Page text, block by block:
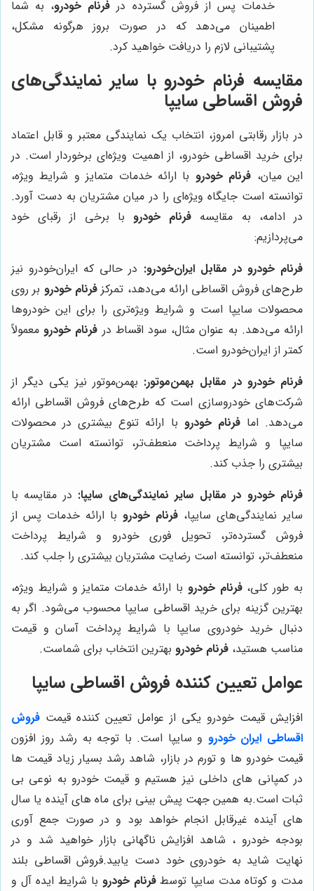
خدمات پس از فروش گسترده در فرنام خودرو، به شما
اطمینان می‌دهد که در صورت بروز هرگونه مشکل،
پشتیبانی لازم را دریافت خواهید کرد.
مقایسه فرنام خودرو با سایر نمایندگی‌های
فروش اقساطی سایپا
در بازار رقابتی امروز، انتخاب یک نمایندگی معتبر و قابل اعتماد
برای خرید اقساطی خودرو، از اهمیت ویژه‌ای برخوردار است. در
این میان، فرنام خودرو با ارائه خدمات متمایز و شرایط ویژه،
توانسته است جایگاه ویژه‌ای را در میان مشتریان به دست آورد.
در ادامه، به مقایسه فرنام خودرو با برخی از رقبای خود
می‌پردازیم:
فرنام خودرو در مقابل ایران‌خودرو: در حالی که ایران‌خودرو نیز
طرح‌های فروش اقساطی ارائه می‌دهد، تمرکز فرنام خودرو بر روی
محصولات سایپا است و شرایط ویژه‌تری را برای این خودروها
ارائه می‌دهد. به عنوان مثال، سود اقساط در فرنام خودرومعمولاً
کمتر از ایران‌خودرو است.
فرنام خودرو در مقابل بهمن‌موتور: بهمن‌موتور نیز یکی دیگر از
شرکت‌های خودروسازی است که طرح‌های فروش اقساطی ارائه
می‌دهد. امافرنام خودرو با ارائه تنوع بیشتری در محصولات
سایپا و شرایط پرداخت منعطف‌تر، توانسته است مشتریان
بیشتری را جذب کند.
فرنام خودرو در مقابل سایر نمایندگی‌های سایپا: در مقایسه با
سایر نمایندگی‌های سایپا، فرنام خودرو با ارائه خدمات پس از
فروش گسترده‌تر، تحویل فوری خودرو و شرایط پرداخت
منعطف‌تر، توانسته است رضایت مشتریان بیشتری را جلب کند.
به طور کلی،فرنام خودرو با ارائه خدمات متمایز و شرایط ویژه،
بهترین گزینه برای خرید اقساطی سایپا محسوب می‌شود. اگر به
دنبال خرید خودروی سایپا با شرایط پرداخت آسان و قیمت
مناسب هستید، فرنام خودرو بهترین انتخاب برای شماست.
عوامل تعیین کننده فروش اقساطی سایپا
افزایش قیمت خودرو یکی از عوامل تعیین کننده قیمت فروش
اقساطی ایران خودرو و سایپا است. با توجه به رشد روز افزون
قیمت خودرو ها و تورم در بازار، شاهد رشد بسیار زیاد قیمت ها
در کمپانی های داخلی نیز هستیم و قیمت خودرو به نوعی بی
ثبات است.به همین جهت پیش بینی برای ماه های آینده یا سال
های آینده غیرقابل انجام خواهد بود و در صورت جمع آوری
بودجه خودرو ، شاهد افزایش ناگهانی بازار خواهید شد و در
نهایت شاید به خودروی خود دست یابید.فروش اقساطی بلند
مدت و کوتاه مدت سایپا توسطفرنام خودرو با شرایط ایده آل و